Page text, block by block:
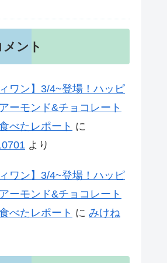
ント
ィワン】3/4~登場！ハッピ
ーモンド&チョコレート
べたレポート に
より
ィワン】3/4~登場！ハッピ
ーモンド&チョコレート
べたレポート に みけね